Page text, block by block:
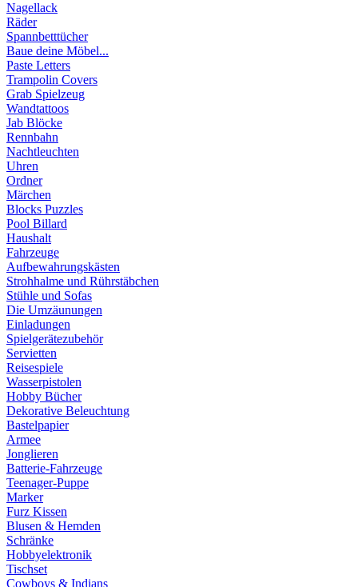
Nagellack
Räder
Spannbetttücher
Baue deine Möbel...
Paste Letters
Trampolin Covers
Grab Spielzeug
Wandtattoos
Jab Blöcke
Rennbahn
Nachtleuchten
Uhren
Ordner
Märchen
Blocks Puzzles
Pool Billard
Haushalt
Fahrzeuge
Aufbewahrungskästen
Strohhalme und Rührstäbchen
Stühle und Sofas
Die Umzäunungen
Einladungen
Spielgerätezubehör
Servietten
Reisespiele
Wasserpistolen
Hobby Bücher
Dekorative Beleuchtung
Bastelpapier
Armee
Jonglieren
Batterie-Fahrzeuge
Teenager-Puppe
Marker
Furz Kissen
Blusen & Hemden
Schränke
Hobbyelektronik
Tischset
Cowboys & Indians